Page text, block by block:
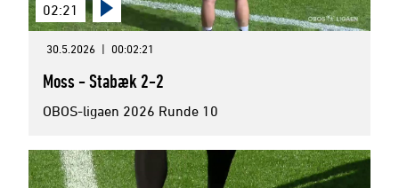
02:21
30.5.2026 | 00:02:21
Moss - Stabæk 2-2
OBOS-ligaen 2026 Runde 10